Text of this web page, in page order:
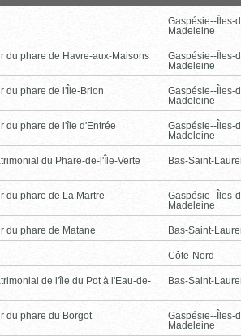
Gaspésie--Îles-
Madeleine
du phare de Havre-aux-Maisons
Gaspésie--Îles-
Madeleine
du phare de l'Île-Brion
Gaspésie--Îles-
Madeleine
du phare de l'île d'Entrée
Gaspésie--Îles-
Madeleine
du Phare-de-l'Île-Verte Bas-Saint-
du phare de La Martre
Gaspésie--Îles-
Madeleine
du phare de Matane Bas-Saint-
Côte-Nord
de l'île du Pot à l'Eau-de-
Bas-Saint-
du phare du Borgot
Gaspésie--Îles-
Madeleine